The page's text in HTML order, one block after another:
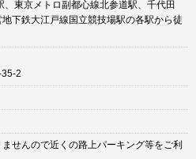
、東京メトロ副都心線北参道駅、千代田
下鉄大江戸線国立競技場駅の各駅から徒
2
せんので近くの路上パーキング等をご利